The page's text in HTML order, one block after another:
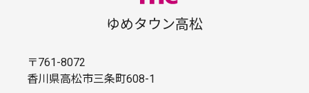
ゆめタウン高松
〒761-8072
香川県高松市三条町608-1